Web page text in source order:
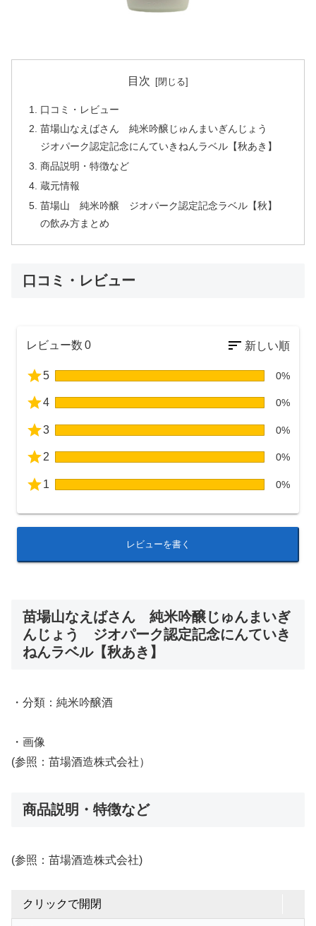
目次
口コミ・レビュー
苗場山なえばさん 純米吟醸じゅんまいぎんじょう
ジオパーク認定記念にんていきねんラベル【秋あき】
商品説明・特徴など
蔵元情報
苗場山 純米吟醸 ジオパーク認定記念ラベル【秋】
の飲み方まとめ
口コミ・レビュー
レビュー数 0
5 0%
4 0%
3 0%
2 0%
1 0%
レビューを書く
苗場山なえばさん 純米吟醸じゅんまいぎ
んじょう ジオパーク認定記念にんていき
ねんラベル【秋あき】
・分類：純米吟醸酒
・画像
(参照：苗場酒造株式会社）
商品説明・特徴など
(参照：苗場酒造株式会社)
クリックで開閉